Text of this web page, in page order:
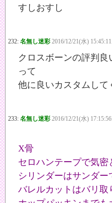
すしおすし
232: 名無し迷彩 2016/12/21(水)
クロスボーンの評判
って
他に良いカスタムして
233: 名無し迷彩 2016/12/21(水)
X骨
セロハンテープで気密
シリンダーはサンダー
バレルカットはバリ取